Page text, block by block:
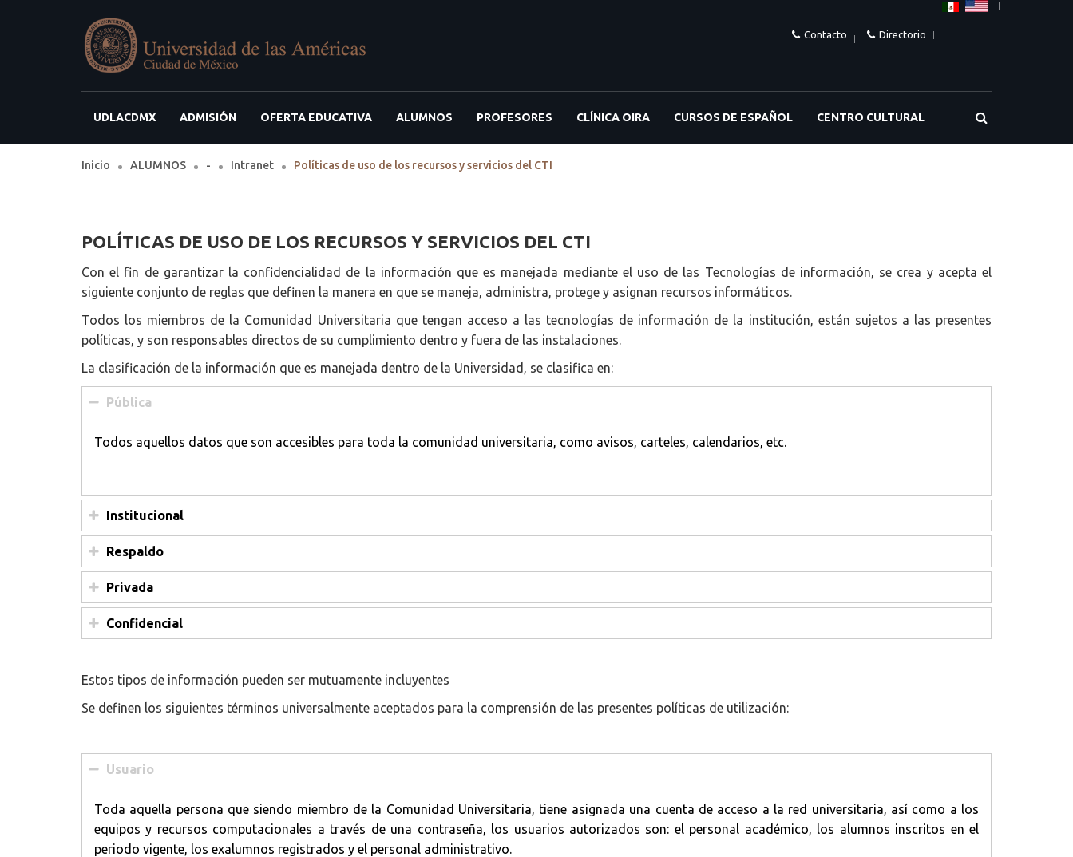
Directorio
Contacto
UDLACDMX ADMISIÓN OFERTA EDUCATIVA ALUMNOS PROFESORES CLÍNICA OIRA CURSOS DE ESPAÑOL CENTRO CULTURAL
Inicio ALUMNOS - Intranet Políticas de uso de los recursos y servicios del CTI
POLÍTICAS DE USO DE LOS RECURSOS Y SERVICIOS DEL CTI
Con el fin de garantizar la confidencialidad de la información que es manejada mediante el uso de las Tecnologías de información, se crea y acepta el
siguiente conjunto de reglas que definen la manera en que se maneja, administra, protege y asignan recursos informáticos.
Todos los miembros de la Comunidad Universitaria que tengan acceso a las tecnologías de información de la institución, están sujetos a las presentes
políticas, y son responsables directos de su cumplimiento dentro y fuera de las instalaciones.
La clasificación de la información que es manejada dentro de la Universidad, se clasifica en:
Pública
Todos aquellos datos que son accesibles para toda la comunidad universitaria, como avisos, carteles, calendarios, etc.
Institucional
Respaldo
Privada
Confidencial
Estos tipos de información pueden ser mutuamente incluyentes
Se definen los siguientes términos universalmente aceptados para la comprensión de las presentes políticas de utilización:
Usuario
Toda aquella persona que siendo miembro de la Comunidad Universitaria, tiene asignada una cuenta de acceso a la red universitaria, así como a los
equipos y recursos computacionales a través de una contraseña, los usuarios autorizados son: el personal académico, los alumnos inscritos en el
periodo vigente, los exalumnos registrados y el personal administrativo.